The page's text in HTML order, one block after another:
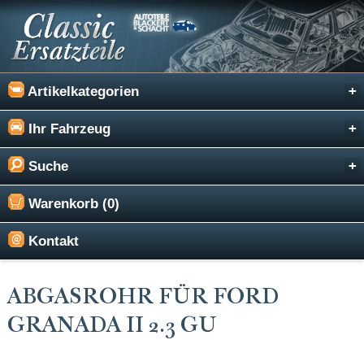
Artikelkategorien
Ihr Fahrzeug
Suche
Warenkorb (0)
Kontakt
ABGASROHR FÜR FORD
GRANADA II 2.3 GU